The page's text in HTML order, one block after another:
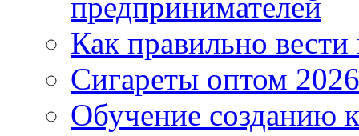
предпринимателей
Как правильно
Сигареты оптом
Обучение созданию